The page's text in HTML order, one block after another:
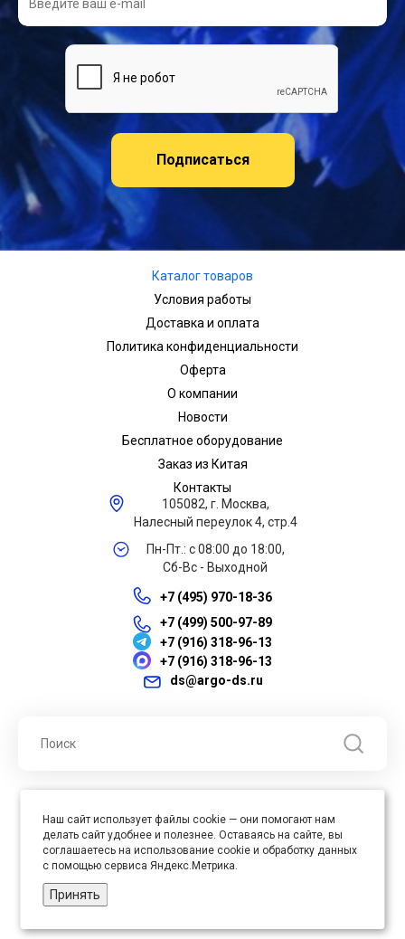
Подписаться
Каталог товаров
Условия работы
Доставка и оплата
Политика конфиденциальности
Оферта
О компании
Новости
Бесплатное оборудование
Заказ из Китая
Контакты
105082, г. Москва,
Налесный переулок 4, стр.4
Пн-Пт.: с 08:00 до 18:00,
Сб-Вс - Выходной
+7 (495) 970-18-36
+7 (499) 500-97-89
+7 (916) 318-96-13
+7 (916) 318-96-13
ds@argo-ds.ru
права защищены
Юр. адрес : 105005, г. Москва, ул. Бауманская, д.20, стр. 3
Наш сайт использует файлы cookie — они помогают нам
делать сайт удобнее и полезнее. Оставаясь на сайте, вы
соглашаетесь на использование cookie и обработку данных
с помощью сервиса Яндекс.Метрика.
Принять